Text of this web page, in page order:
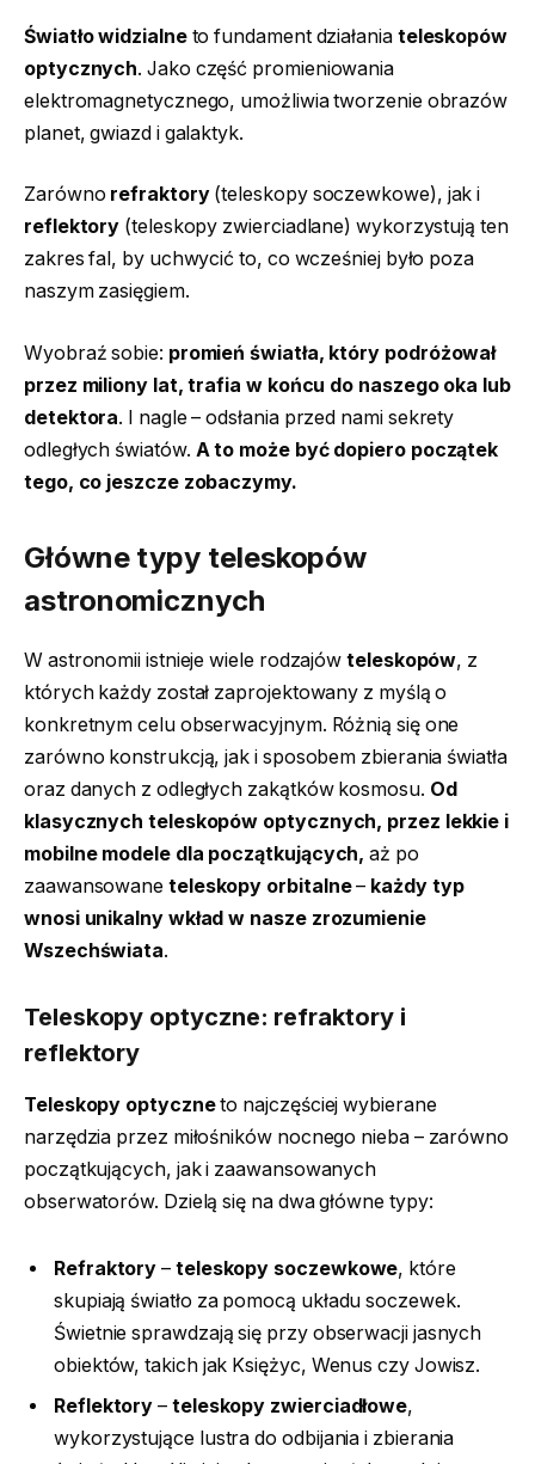
Światło widzialneto fundament działania teleskopów
optycznych. Jako część promieniowania
elektromagnetycznego, umożliwia tworzenie obrazów
planet, gwiazd i galaktyk.
Zarówno refraktory(teleskopy soczewkowe), jak i
reflektory (teleskopy zwierciadlane) wykorzystują ten
zakres fal, by uchwycić to, co wcześniej było poza
naszym zasięgiem.
Wyobraź sobie: promień światła, który podróżował
przez miliony lat, trafia w końcu do naszego oka lub
detektora. I nagle – odsłania przed nami sekrety
odległych światów. A to może być dopiero początek
tego, co jeszcze zobaczymy.
Główne typy teleskopów
astronomicznych
W astronomii istnieje wiele rodzajówteleskopów, z
których każdy został zaprojektowany z myślą o
konkretnym celu obserwacyjnym. Różnią się one
zarówno konstrukcją, jak i sposobem zbierania światła
oraz danych z odległych zakątków kosmosu. Od
klasycznych teleskopów optycznych, przez lekkie i
mobilne modele dla początkujących, aż po
zaawansowane teleskopy orbitalne– każdy typ
wnosi unikalny wkład w nasze zrozumienie
Wszechświata.
Teleskopy optyczne: refraktory i
reflektory
Teleskopy optyczneto najczęściej wybierane
narzędzia przez miłośników nocnego nieba – zarówno
początkujących, jak i zaawansowanych
obserwatorów. Dzielą się na dwa główne typy:
Refraktory – teleskopy soczewkowe, które
skupiają światło za pomocą układu soczewek.
Świetnie sprawdzają się przy obserwacji jasnych
obiektów, takich jak Księżyc, Wenus czy Jowisz.
Reflektory – teleskopy zwierciadłowe,
wykorzystujące lustra do odbijania i zbierania